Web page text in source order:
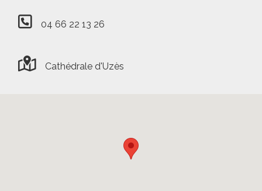
04 66 22 13 26
Cathédrale d'Uzès